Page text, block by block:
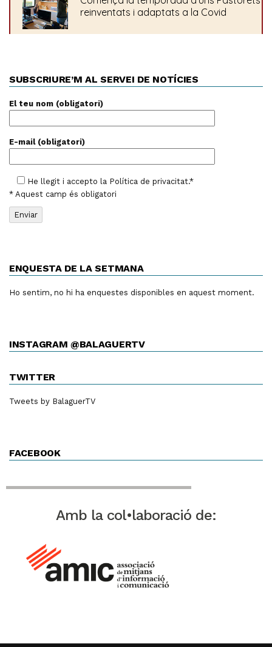
SUBSCRIURE’M AL SERVEI DE NOTÍCIES
El teu nom (obligatori)
E-mail (obligatori)
He llegit i accepto la Política de privacitat.*
* Aquest camp és obligatori
ENQUESTA DE LA SETMANA
Ho sentim, no hi ha enquestes disponibles en aquest moment.
INSTAGRAM @BALAGUERTV
TWITTER
Tweets by BalaguerTV
FACEBOOK
Amb la col•laboració de: